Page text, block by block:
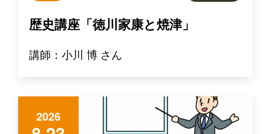
歴史講座「徳川家康と焼津」
講師：小川 博 さん
2026